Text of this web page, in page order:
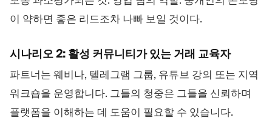
이 약하면 좋은 리드조차 나빠 보일 것이다.
시나리오 2: 활성 커뮤니티가 있는 거래 교육자
파트너는 웨비나, 텔레그램 그룹, 유튜브 강의 또는 지역
워크숍을 운영합니다. 그들의 청중은 그들을 신뢰하며
플랫폼을 이해하는 데 도움이 필요할 수 있습니다.